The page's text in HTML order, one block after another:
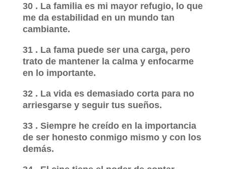
30 . La familia es mi mayor refugio, lo que
me da estabilidad en un mundo tan
cambiante.
31 . La fama puede ser una carga, pero
trato de mantener la calma y enfocarme
en lo importante.
32 . La vida es demasiado corta para no
arriesgarse y seguir tus sueños.
33 . Siempre he creído en la importancia
de ser honesto conmigo mismo y con los
demás.